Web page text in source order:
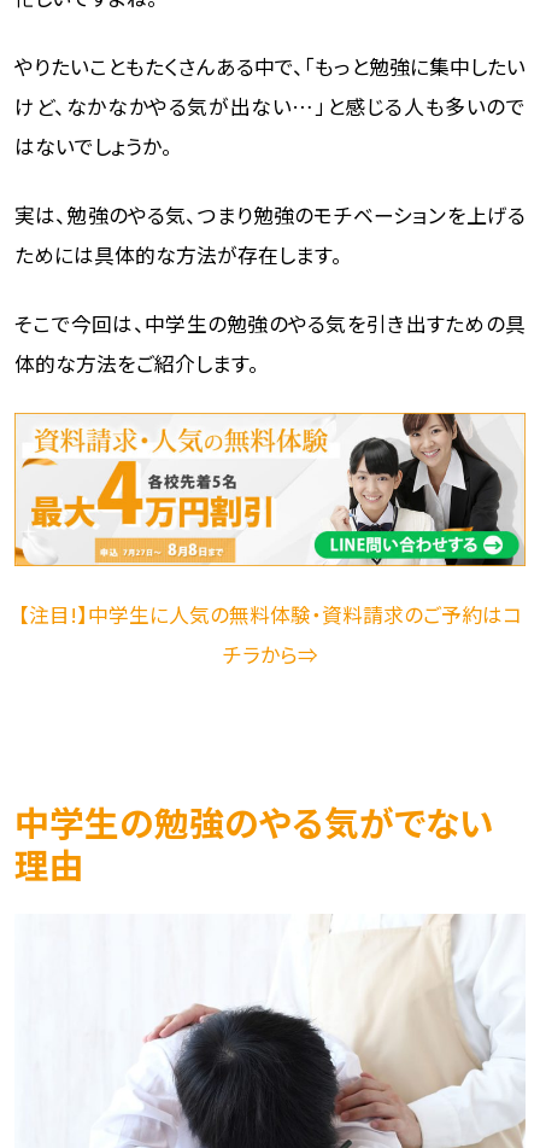
やりたいこともたくさんある中で、「もっと勉強に集中したい
けど、なかなかやる気が出ない…」と感じる人も多いので
はないでしょうか。
実は、勉強のやる気、つまり勉強のモチベーションを上げる
ためには具体的な方法が存在します。
そこで今回は、中学生の勉強のやる気を引き出すための具
体的な方法をご紹介します。
【注目!】中学生に人気の無料体験・資料請求のご予約はコ
チラから⇒
中学生の勉強のやる気がでない
理由